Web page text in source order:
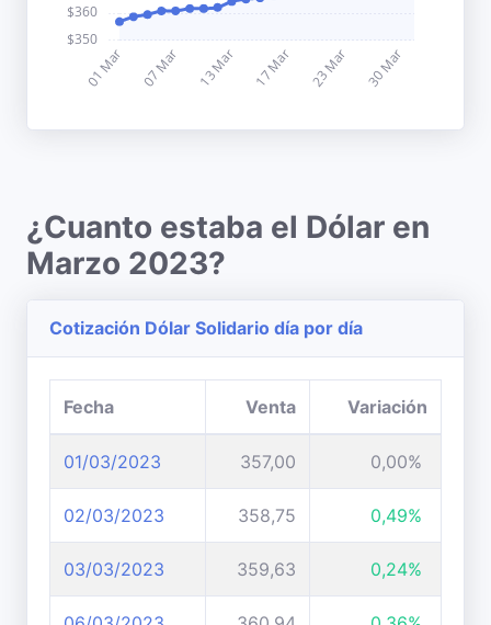
¿Cuanto estaba el Dólar en
Marzo 2023?
Cotización Dólar Solidario día por día
Fecha Venta Variación
01/03/2023 357,00 0,00%
02/03/2023 358,75 0,49%
03/03/2023 359,63 0,24%